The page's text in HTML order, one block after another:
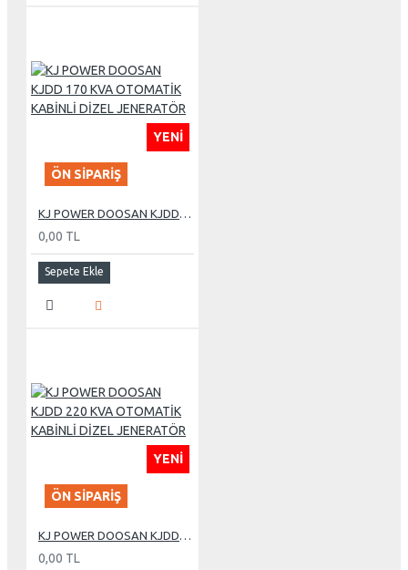
YENI
ÖN SIPARIŞ
KJ POWER DOOSAN KJDD 170 KVA OTOMATİK KABİNLİ DİZEL JENERATÖR
0,00 TL
Sepete Ekle
YENI
ÖN SIPARIŞ
KJ POWER DOOSAN KJDD 220 KVA OTOMATİK KABİNLİ DİZEL JENERATÖR
0,00 TL